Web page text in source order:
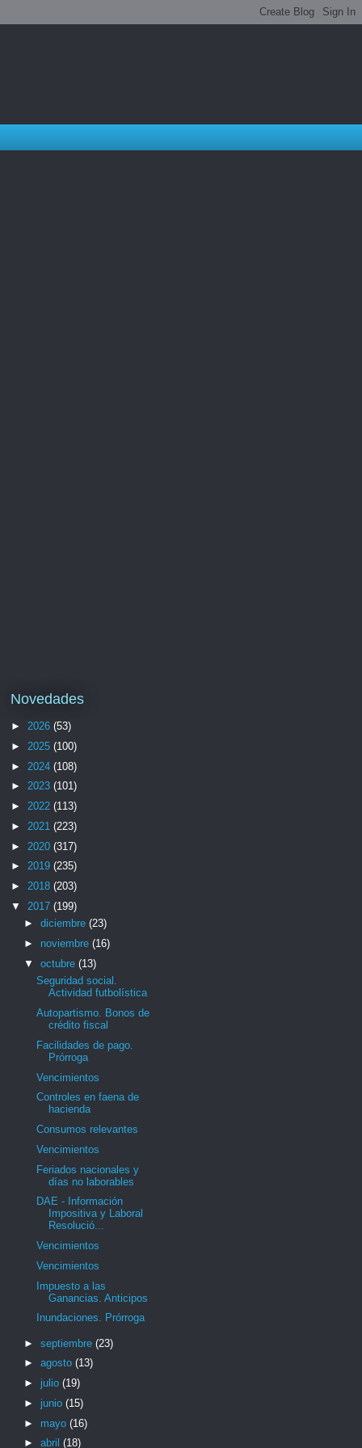
Novedades
► 2026 (53)
► 2025 (100)
► 2024 (108)
► 2023 (101)
► 2022 (113)
► 2021 (223)
► 2020 (317)
► 2019 (235)
► 2018 (203)
▼ 2017 (199)
► diciembre (23)
► noviembre (16)
▼ octubre (13)
Seguridad social.
Actividad futbolística
Autopartismo. Bonos de
crédito fiscal
Facilidades de pago.
Prórroga
Vencimientos
Controles en faena de
hacienda
Consumos relevantes
Vencimientos
Feriados nacionales y
días no laborables
DAE - Información
Impositiva y Laboral
Resolució...
Vencimientos
Vencimientos
Impuesto a las
Ganancias. Anticipos
Inundaciones. Prórroga
► septiembre (23)
► agosto (13)
► julio (19)
► junio (15)
► mayo (16)
► abril (18)